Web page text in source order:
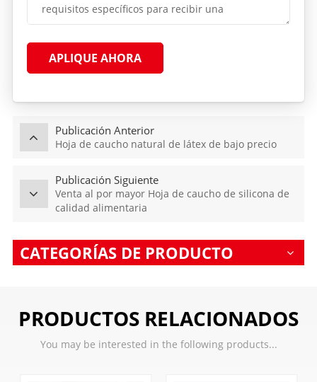
APLIQUE AHORA
Publicación Anterior
Hoja de caucho natural de látex de bajo precio
Publicación Siguiente
Venta al por mayor Hoja de caucho de silicona de
calidad alimentaria
CATEGORÍAS DE PRODUCTO
PRODUCTOS RELACIONADOS
You may be interested in the following products...